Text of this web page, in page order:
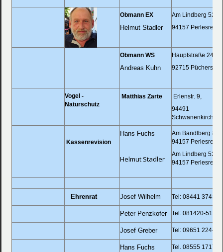
Obmann EX
Helmut Stadler
Am Lindberg
94157 Perlesreut
Obmann WS
Andreas Kuhn
Hauptstraße 24,
92715
Vogel -
Naturschutz
Matthias Zarte
Erlenstr.
94491
Schwanenkirchen
Kassenrevision
Hans Fuchs
Helmut Stadler
Am Bandlberg
94157 Perlesreut
Am Lindberg
94157 Perlesreut
Ehrenrat Josef Wilhelm Tel: 08441 3743
Peter Penzkofer Tel: 081420-51545
Josef Greber Tel: 09651 2244
Hans Fuchs Tel. 08555 1717